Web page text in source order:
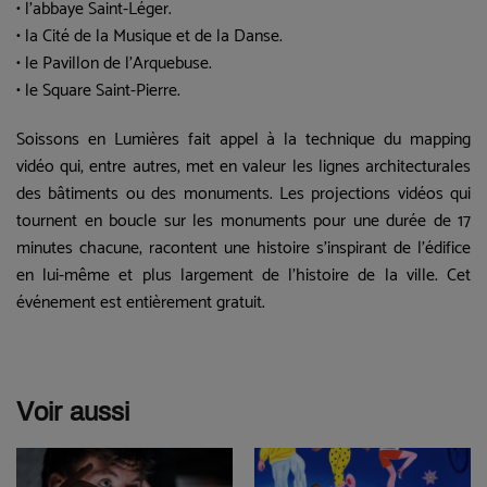
• l'abbaye Saint-Léger.
• la Cité de la Musique et de la Danse.
• le Pavillon de l'Arquebuse.
• le Square Saint-Pierre.
Soissons en Lumières fait appel à la technique du mapping
vidéo qui, entre autres, met en valeur les lignes architecturales
des bâtiments ou des monuments. Les projections vidéos qui
tournent en boucle sur les monuments pour une durée de 17
minutes chacune, racontent une histoire s’inspirant de l’édifice
en lui-même et plus largement de l’histoire de la ville. Cet
événement est entièrement gratuit.
Voir aussi